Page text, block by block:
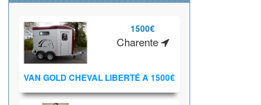
1500€
Charente
VAN GOLD CHEVAL LIBERTÉ A 1500€